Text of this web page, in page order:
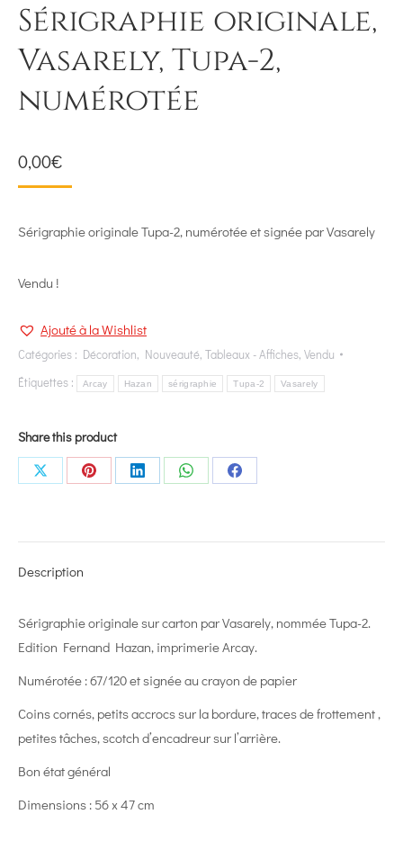
Sérigraphie originale,
Vasarely, Tupa-2,
numérotée
0,00€
Sérigraphie originale Tupa-2, numérotée et signée par Vasarely
Vendu !
Ajouté à la Wishlist
Catégories : Décoration, Nouveauté, Tableaux - Affiches, Vendu
Étiquettes :
Arcay Hazan sérigraphie Tupa-2 Vasarely
Share this product
Share
Share
Share
Share
Share
Description
Sérigraphie originale sur carton par Vasarely, nommée Tupa-2.
Edition Fernand Hazan, imprimerie Arcay.
Numérotée : 67/120 et signée au crayon de papier
Coins cornés, petits accrocs sur la bordure, traces de frottement ,
petites tâches, scotch d’encadreur sur l’arrière.
Bon état général
Dimensions : 56 x 47 cm